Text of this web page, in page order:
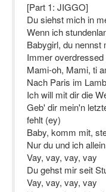
[Part 1: JIGGO]
Du siehst mich in
Wenn ich
Babygirl, du nennst
Immer
Mami-oh, Mami, ti
Nach Paris im
Ich will mit dir die
Geb' dir mein'n
fehlt (ey)
Baby, komm mit,
Nur du und ich
Vay, vay, vay, vay
Du gehst mir seit
Vay, vay, vay, vay